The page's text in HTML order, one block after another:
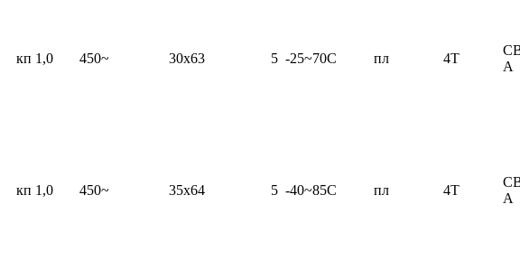
кп 1,0 450~ 30x63 5 -25~70C пл 4T
A
кп 1,0 450~ 35x64 5 -40~85C пл 4T
A